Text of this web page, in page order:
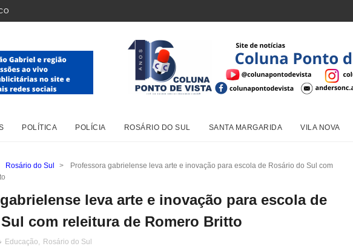
POLÍTICA POLÍCIA ROSÁRIO DO SUL SANTA MARGARIDA VILA NOVA
Rosário do Sul >
Professora gabrielense leva arte e inovação para escola de Rosário do Sul com
leva arte e inovação para escola de
com releitura de Romero Britto
Educação, Rosário do Sul